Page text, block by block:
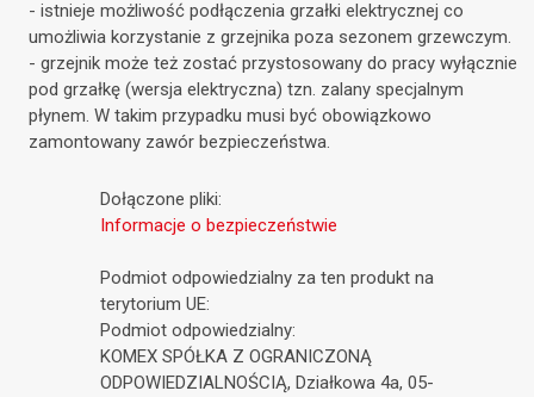
- istnieje możliwość podłączenia grzałki elektrycznej co
umożliwia korzystanie z grzejnika poza sezonem grzewczym.
- grzejnik może też zostać przystosowany do pracy wyłącznie
pod grzałkę (wersja elektryczna) tzn. zalany specjalnym
płynem. W takim przypadku musi być obowiązkowo
zamontowany zawór bezpieczeństwa.
Dołączone pliki:
Informacje o bezpieczeństwie
Podmiot odpowiedzialny za ten produkt na
terytorium UE:
Podmiot odpowiedzialny:
KOMEX SPÓŁKA Z OGRANICZONĄ
ODPOWIEDZIALNOŚCIĄ, Działkowa 4a, 05-